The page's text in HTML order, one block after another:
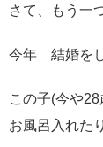
さて、もう一
今年 結婚を
この子(今や
お風呂入れた